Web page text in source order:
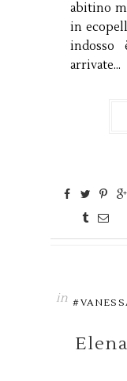
abitino
in
indosso
arrivate...
in